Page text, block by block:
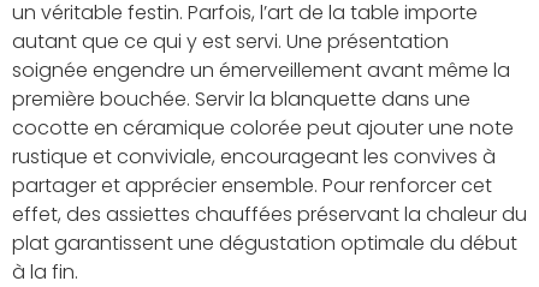
un véritable festin. Parfois, l’art de la table importe
autant que ce qui y est servi. Une présentation
soignée engendre un émerveillement avant même la
première bouchée. Servir la blanquette dans une
cocotte en céramique colorée peut ajouter une note
rustique et conviviale, encourageant les convives à
partager et apprécier ensemble. Pour renforcer cet
effet, des assiettes chauffées préservant la chaleur du
plat garantissent une dégustation optimale du début
à la fin.